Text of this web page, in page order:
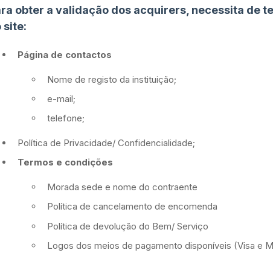
obter a validação dos acquirers, necessita de
site:
Página de contactos
Nome de registo da instituição;
e-mail;
telefone;
Política de Privacidade/ Confidencialidade;
Termos e condições
Morada sede e nome do contraente
Política de cancelamento de encomenda
Política de devolução do Bem/ Serviço
Logos dos meios de pagamento disponíveis (Visa e